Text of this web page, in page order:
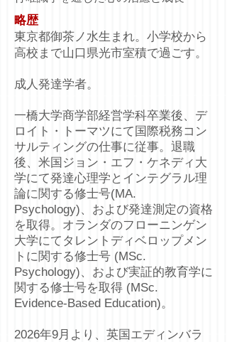
略歴
東京都御茶ノ水生まれ。小学校から
高校まで山口県光市室積で過ごす。
成人発達学者。
一橋大学商学部経営学科卒業後、デ
ロイト・トーマツにて国際税務コン
サルティングの仕事に従事。退職
後、米国ジョン・エフ・ケネディ大
学にて発達心理学とインテグラル理
論に関する修士号(MA.
Psychology)、および発達測定の資格
を取得。オランダのフローニンゲン
大学にてタレントディベロップメン
トに関する修士号 (MSc.
Psychology)、および実証的教育学に
関する修士号を取得 (MSc.
Evidence-Based Education)。
2026年9月より、英国エディンバラ